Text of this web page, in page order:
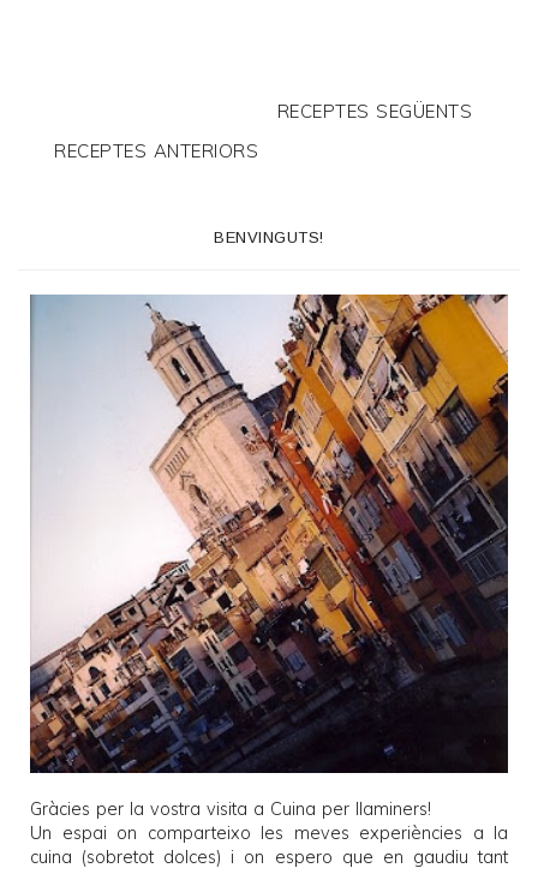
RECEPTES SEGÜENTS
RECEPTES ANTERIORS
BENVINGUTS!
Gràcies per la vostra visita a Cuina per llaminers!
Un espai on comparteixo les meves experiències a la
cuina (sobretot dolces) i on espero que en gaudiu tant